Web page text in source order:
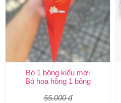
Bó 1 bông kiểu mới
Bó hoa hồng 1 bông
55.000 đ